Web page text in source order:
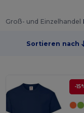
Groß- und Einzelhandel
Sortieren nach
-